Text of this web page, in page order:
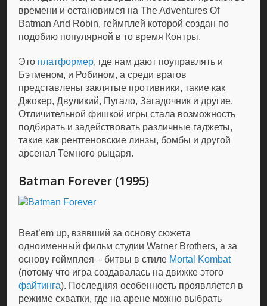
времени и остановимся на The Adventures Of
Batman And Robin, геймплей которой создан по
подобию популярной в то время Контры.
Это платформер, где нам дают поуправлять и
Бэтменом, и Робином, а среди врагов
представлены заклятые противники, такие как
Джокер, Двуликий, Пугало, Загадочник и другие.
Отличительной фишкой игры стала возможность
подбирать и задействовать различные гаджеты,
такие как рентгеновские линзы, бомбы и другой
арсенал Темного рыцаря.
Batman Forever (1995)
Beat’em up, взявший за основу сюжета
одноименный фильм студии Warner Brothers, а за
основу геймплея – битвы в стиле Mortal Kombat
(потому что игра создавалась на движке этого
файтинга). Последняя особенность проявляется в
режиме схватки, где на арене можно выбрать